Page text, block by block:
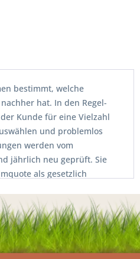
bestimmt, welche
hat. In den Regel-
Kunde für eine Vielzahl
und problemlos
werden vom
jährlich neu geprüft. Sie
als gesetzlich
zuverlässig begrünen